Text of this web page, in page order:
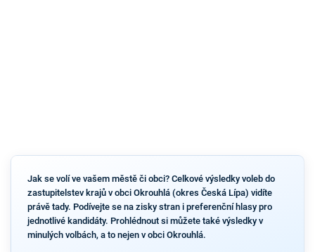
Jak se volí ve vašem městě či obci? Celkové výsledky voleb do
zastupitelstev krajů v obci Okrouhlá (okres Česká Lípa) vidíte
právě tady. Podívejte se na zisky stran i preferenční hlasy pro
jednotlivé kandidáty. Prohlédnout si můžete také výsledky v
minulých volbách, a to nejen v obci Okrouhlá.